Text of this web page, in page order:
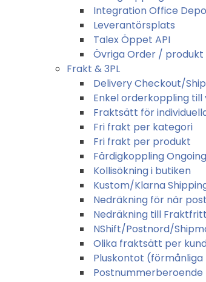
Integration Office
Leverantörsplats
Talex Öppet API
Övriga Order /
Frakt & 3PL
Delivery Checkout/
Enkel orderkoppling
Fraktsätt för
Fri frakt per kategori
Fri frakt per produkt
Färdigkoppling
Kollisökning i butiken
Kustom/Klarna
Nedräkning för när
Nedräkning till Fraktfritt
NShift/Postnord/
Olika fraktsätt per
Pluskontot
Postnummerberoende